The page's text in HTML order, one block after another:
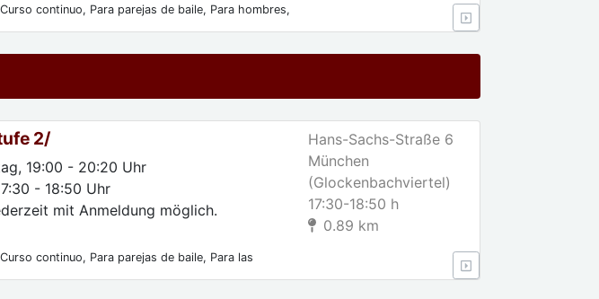
continuo, Para parejas de baile, Para hombres,
2/
19:00 - 20:20 Uhr
- 18:50 Uhr
mit Anmeldung möglich.
continuo, Para parejas de baile, Para las
Hans-Sachs-Straße 6
München
(Glockenbachviertel)
17:30-18:50 h
0.89 km